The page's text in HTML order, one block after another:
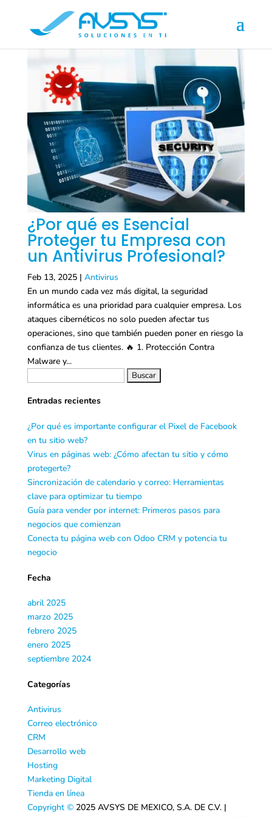
¿Por qué es Esencial
Proteger tu Empresa con
un Antivirus Profesional?
Feb 13, 2025| Antivirus
En un mundo cada vez más digital, la seguridad
informática es una prioridad para cualquier empresa. Los
ataques cibernéticos no solo pueden afectar tus
operaciones, sino que también pueden poner en riesgo la
confianza de tus clientes. 🔥 1. Protección Contra
Malware y...
Entradas recientes
¿Por qué es importante configurar el Pixel de Facebook
en tu sitio web?
Virus en páginas web: ¿Cómo afectan tu sitio y cómo
protegerte?
Sincronización de calendario y correo: Herramientas
clave para optimizar tu tiempo
Guía para vender por internet: Primeros pasos para
negocios que comienzan
Conecta tu página web con Odoo CRM y potencia tu
negocio
Fecha
abril 2025
marzo 2025
febrero 2025
enero 2025
septiembre 2024
Categorías
Antivirus
Correo electrónico
CRM
Desarrollo web
Hosting
Marketing Digital
Tienda en línea
Copyright ©2025 AVSYS DE MEXICO, S.A. DE C.V. |